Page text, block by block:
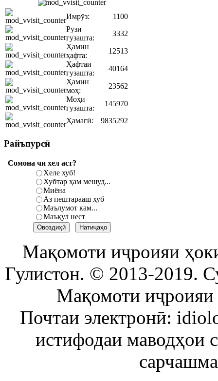
Имрӯз:
1100
Рӯзи
гузашта:
3332
Ҳамин
ҳафта:
12513
Ҳафтаи
гузашта:
40164
Ҳамин
моҳ:
23562
Моҳи
гузашта:
145970
Ҳамагӣ: 9835292
Райъпурсӣ
Сомона чи хел аст?
Хеле хуб!
Хубтар ҳам мешуд...
Миёна
Аз пештарааш хуб
Маълумот кам...
Маъқул нест
Мақомоти иҷроияи
Гулистон. © 2013-2019.
Мақомоти иҷроияи
Почтаи электронӣ:
истифодаи маводҳои